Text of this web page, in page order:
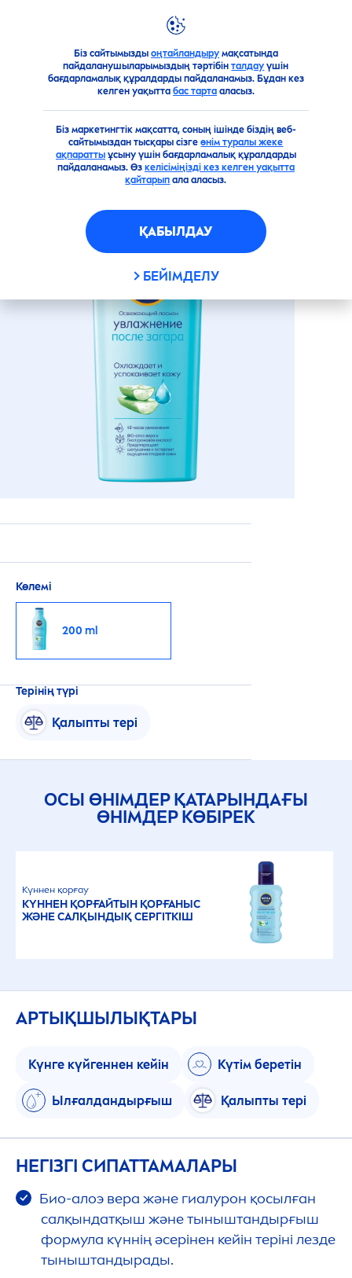
Біз сайтымызды оңтайландырумақсатында
пайдаланушыларымыздың тәртібінталдау үшін
бағдарламалық құралдарды пайдаланамыз. Бұдан кез
келген уақытта бас тартааласыз.
Біз маркетингтік мақсатта, соның ішінде біздің веб-
сайтымыздан тысқары сізгеөнім туралы жеке
ақпараттыұсыну үшін бағдарламалық құралдарды
пайдаланамыз. Өз келісіміңізді кез келген уақытта
қайтарып ала аласыз.
ҚАБЫЛДАУ
БЕЙІМДЕЛУ
Өнімдерге шолу Күннен қорғау Күннен қорғайтын
"КҮНГЕ КҮЙГЕННЕН КЕЙІНГІ
ЫЛҒАЛДАНДЫРУ"
СЕРГІТКІШ ЛОСЬОНЫ
Көлемі
200 ml
Терінің түрі
Қалыпты тері
ОСЫ ӨНІМДЕР ҚАТАРЫНДАҒЫ
ӨНІМДЕР КӨБІРЕК
Күннен қорғау
КҮННЕН ҚОРҒАЙТЫН ҚОРҒАНЫС
ЖӘНЕ САЛҚЫНДЫҚ СЕРГІТКІШ
АРТЫҚШЫЛЫҚТАРЫ
Күнге күйгеннен кейін Күтім беретін
Ылғалдандырғыш Қалыпты тері
НЕГІЗГІ СИПАТТАМАЛАРЫ
Био-алоэ вера және гиалурон қосылған
салқындатқыш және тыныштандырғыш
формула күннің әсерінен кейін теріні лезде
тыныштандырады.